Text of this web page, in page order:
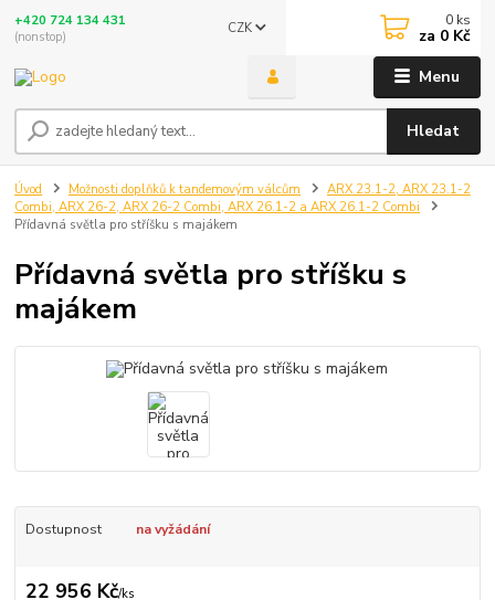
Menu
CZK
Hledat
+420 724 134 431
(nonstop)
0 ks
za 0 Kč
Úvod Možnosti doplňků k tandemovým válcům
ARX 23.1-2, ARX 23.1-2
Combi, ARX 26-2, ARX 26-2 Combi, ARX 26.1-2 a ARX 26.1-2 Combi
Přídavná světla pro stříšku s majákem
Přídavná světla pro stříšku s
majákem
Dostupnost na vyžádání
22 956 Kč/ks